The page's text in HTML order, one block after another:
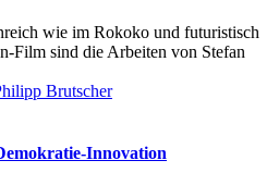
wie im Rokoko und futuristisch
Film sind die Arbeiten von Stefan
Innovation